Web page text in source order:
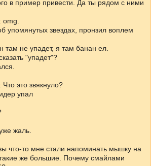
в пример привести. Да ты рядом с ними
упомянутых звездах, пронзил воплем
там не упадет, я там банан ел.
"упадет"?
это звякнуло?
упал
жаль.
что-то мне стали напоминать мышку на
такие же большие. Почему смайлами